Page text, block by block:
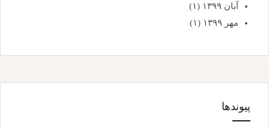
آبان ۱۳۹۹
(۱)
مهر ۱۳۹۹
(۱)
پیوندها